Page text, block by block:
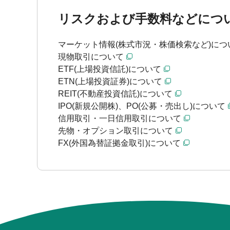
リスクおよび手数料などにつ
マーケット情報(株式市況・株価検索など)につ
現物取引について
ETF(上場投資信託)について
ETN(上場投資証券)について
REIT(不動産投資信託)について
IPO(新規公開株)、PO(公募・売出し)について
信用取引・一日信用取引について
先物・オプション取引について
FX(外国為替証拠金取引)について